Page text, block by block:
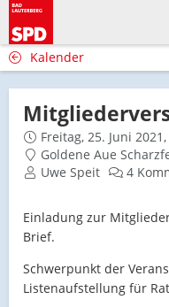
Kalender
Freitag, 25. Juni
Goldene Aue
Uwe Speit
4
Einladung zur
Brief.
Schwerpunkt der
Listenaufstellung für